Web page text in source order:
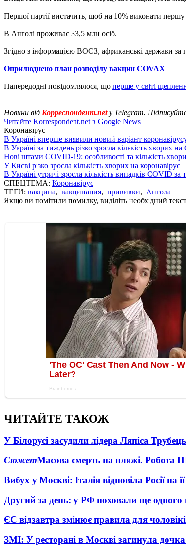
Першої партії вистачить, щоб на 10% виконати першу
В Анголі проживає 33,5 млн осіб.
Згідно з інформацією ВООЗ, африканські держави за
Оприлюднено план розподілу вакцин COVAX
Напередодні повідомлялося, що перше у світі
Новини від Корреспондент.netу Telegram.
Читайте Korrespondent.net в Google News
Коронавірус
В Україні вперше виявили новий варіант
В Україні за тиждень різко зросла кількість хворих
Нові штами COVID-19: особливості та кількість
У Києві різко зросла кількість хворих на коронавірус
В Україні утричі зросла кількість випадків COVID за
СПЕЦТЕМА: Коронавірус
ТЕГИ: вакцина, вакцинация, прививки, Ангола
Якщо ви помітили помилку, виділіть необхідний
ЧИТАЙТЕ ТАКОЖ
У Білорусі засудили лідера Ляпіса
СюжетМасова смерть на пляжі. Робота
Вибух у Москві: Італія відповіла Росії на
Другий за день: у РФ поховали ще одного
ЄС відзавтра змінює правила для
ЗМІ: У ресторані в Москві загинула дочка